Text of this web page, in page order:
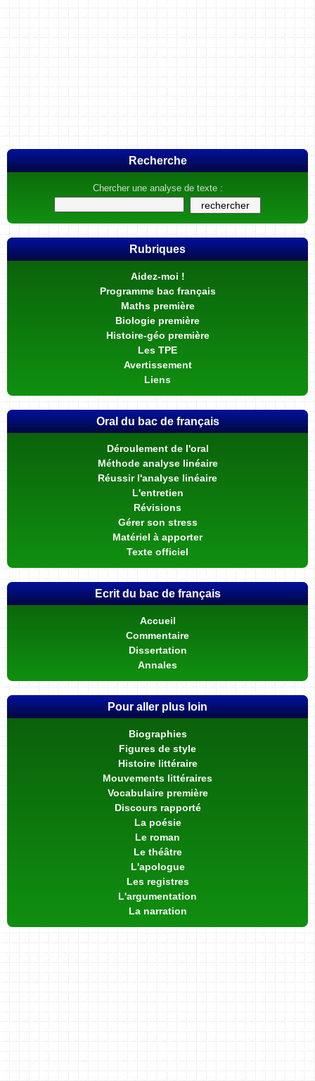
Recherche
Chercher une analyse de texte :
Rubriques
Aidez-moi !
Programme bac français
Maths première
Biologie première
Histoire-géo première
Les TPE
Avertissement
Liens
Oral du bac de français
Déroulement de l'oral
Méthode analyse linéaire
Réussir l'analyse linéaire
L'entretien
Révisions
Gérer son stress
Matériel à apporter
Texte officiel
Ecrit du bac de français
Accueil
Commentaire
Dissertation
Annales
Pour aller plus loin
Biographies
Figures de style
Histoire littéraire
Mouvements littéraires
Vocabulaire première
Discours rapporté
La poésie
Le roman
Le théâtre
L'apologue
Les registres
L'argumentation
La narration